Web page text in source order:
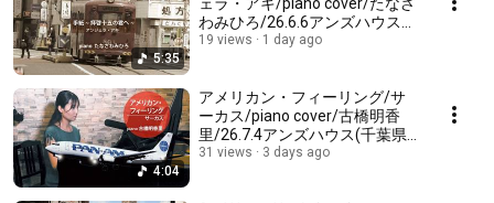
5:35
わみひろ/26.6.6アンズハウス
(千葉県白井市)にて収
19 views 1 day ago
4:04
アメリカン・フィーリング/サ
ーカス/piano cover/古橋明香
里/26.7.4アンズハウス(千葉県
白井市)にて収録/EventCafe/次
31 views 3 days ago